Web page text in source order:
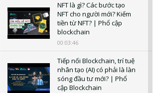
NFT là gì? Các bước tạo
NFT cho người mới? Kiếm
tiền từ NFT? | Phổ cập
blockchain
00:03:46
Tiếp nối Blockchain, trí tuệ
nhân tạo (AI) có phải là làn
sóng đầu tư mới? | Phổ
cập Blockchain